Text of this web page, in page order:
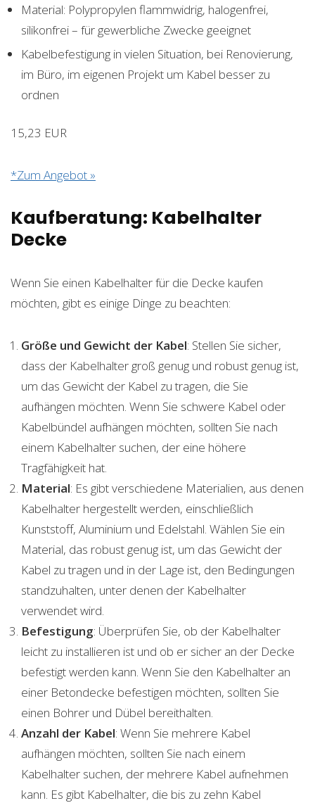
Material: Polypropylen flammwidrig, halogenfrei,
silikonfrei – für gewerbliche Zwecke geeignet
Kabelbefestigung in vielen Situation, bei Renovierung,
im Büro, im eigenen Projekt um Kabel besser zu
ordnen
15,23 EUR
*Zum Angebot »
Kaufberatung: Kabelhalter
Decke
Wenn Sie einen Kabelhalter für die Decke kaufen
möchten, gibt es einige Dinge zu beachten:
Größe und Gewicht der Kabel: Stellen Sie sicher,
dass der Kabelhalter groß genug und robust genug ist,
um das Gewicht der Kabel zu tragen, die Sie
aufhängen möchten. Wenn Sie schwere Kabel oder
Kabelbündel aufhängen möchten, sollten Sie nach
einem Kabelhalter suchen, der eine höhere
Tragfähigkeit hat.
Material: Es gibt verschiedene Materialien, aus denen
Kabelhalter hergestellt werden, einschließlich
Kunststoff, Aluminium und Edelstahl. Wählen Sie ein
Material, das robust genug ist, um das Gewicht der
Kabel zu tragen und in der Lage ist, den Bedingungen
standzuhalten, unter denen der Kabelhalter
verwendet wird.
Befestigung: Überprüfen Sie, ob der Kabelhalter
leicht zu installieren ist und ob er sicher an der Decke
befestigt werden kann. Wenn Sie den Kabelhalter an
einer Betondecke befestigen möchten, sollten Sie
einen Bohrer und Dübel bereithalten.
Anzahl der Kabel: Wenn Sie mehrere Kabel
aufhängen möchten, sollten Sie nach einem
Kabelhalter suchen, der mehrere Kabel aufnehmen
kann. Es gibt Kabelhalter, die bis zu zehn Kabel